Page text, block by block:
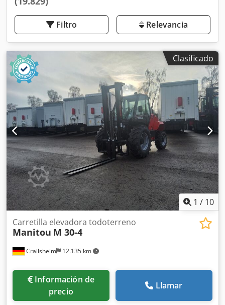
Filtro Relevancia
Clasificado
1 / 10
Crailsheim 12.135 km
Carretilla elevadora todoterreno
Manitou M 30-4
Información de
precio
Llamar